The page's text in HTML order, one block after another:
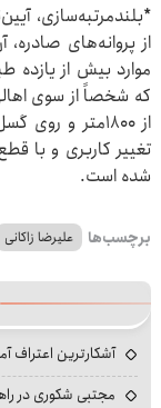
*بلندمرتبه‌سازی،
از پروانه‌های
موارد بیش از یازده
که شخصاً از سوی
تغییر کاربری و با
شده است.
برچسب‌ها علیرضا زاکانی
آشکارترین اعتراف
مجتبی شکوری در